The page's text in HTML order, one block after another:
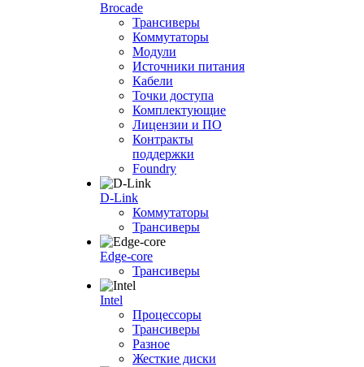
Brocade
Трансиверы
Коммутаторы
Модули
Источники питания
Кабели
Точки доступа
Комплектующие
Лицензии и ПО
Контракты
поддержки
Foundry
D-Link
Коммутаторы
Трансиверы
Edge-core
Трансиверы
Intel
Процессоры
Трансиверы
Разное
Жесткие диски